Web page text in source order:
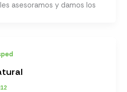
asesoramos y damos los